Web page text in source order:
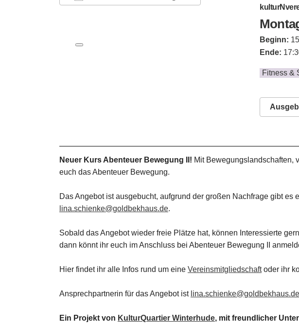
Beginn:
Ende:
Fitness &
Neuer Kurs Abenteuer Bewegung II! Mit Bewegungslandschaften,
euch das Abenteuer Bewegung.
Das Angebot ist ausgebucht, aufgrund der großen Nachfrage gibt
lina.schienke@goldbekhaus.de.
Sobald das Angebot wieder freie Plätze hat, können Interessierte
dann könnt ihr euch im Anschluss bei Abenteuer Bewegung II
Hier findet ihr alle Infos rund um eine Vereinsmitgliedschaftoder ihr
Ansprechpartnerin für das Angebot ist lina.schienke@goldbekhaus.de
Ein Projekt von KulturQuartier Winterhude, mit freundlicher